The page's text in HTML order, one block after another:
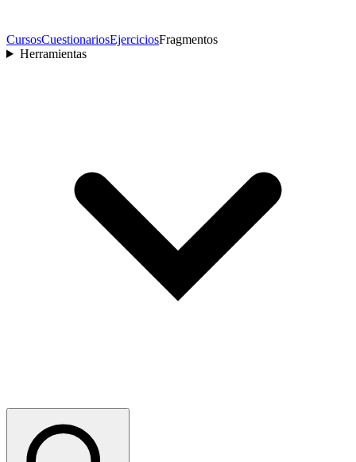
CursosCuestionariosEjerciciosFragmentos
Herramientas